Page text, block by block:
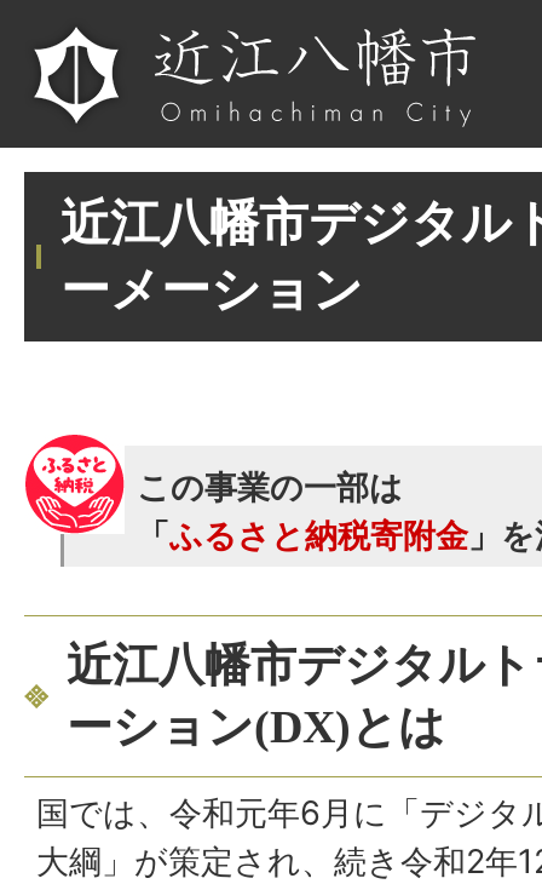
近江八幡市デジタル
ーメーション
この事業の一部は
「ふるさと納税寄附金」
近江八幡市デジタル
ーション(DX)とは
国では、令和元年6月に「デジタ
大綱」が策定され、続き令和2年